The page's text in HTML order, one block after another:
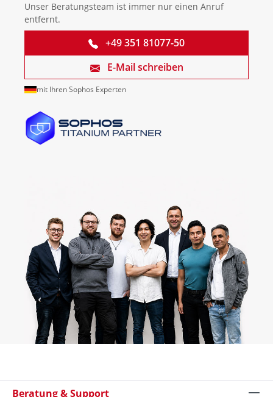
Unser Beratungsteam ist immer nur einen Anruf
entfernt.
+49 351 81077-50
E-Mail schreiben
mit Ihren Sophos Experten
Beratung & Support